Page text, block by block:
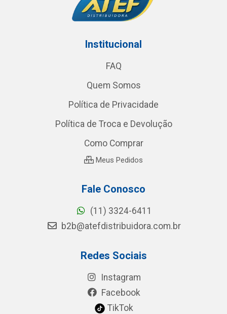
Institucional
FAQ
Quem Somos
Política de Privacidade
Política de Troca e Devolução
Como Comprar
Meus Pedidos
Fale Conosco
(11) 3324-6411
b2b@atefdistribuidora.com.br
Redes Sociais
Instagram
Facebook
TikTok